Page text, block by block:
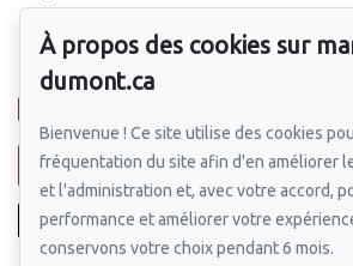
Pour nous joindre
Écrivez-nous un courriel
À propos des cookies sur
dumont.ca
Bienvenue ! Ce site utilise des cookies
fréquentation du site afin d'en améliorer
et l'administration et, avec votre accord,
performance et améliorer votre
conservons votre choix pendant 6 mois.